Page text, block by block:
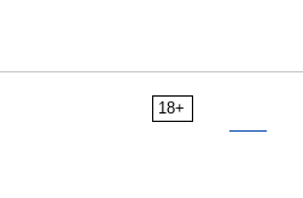
18+